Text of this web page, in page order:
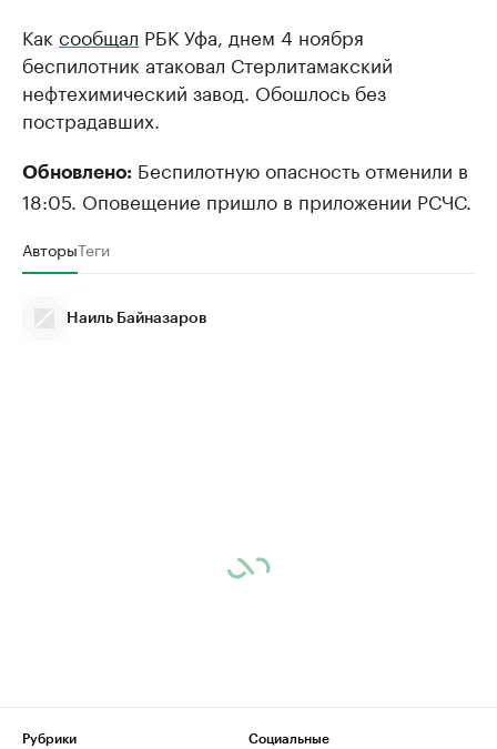
Как сообщал РБК Уфа, днем 4 ноября
беспилотник атаковал Стерлитамакский
нефтехимический завод. Обошлось без
пострадавших.
Обновлено: Беспилотную опасность отменили в
18:05. Оповещение пришло в приложении РСЧС.
АвторыТеги
Наиль Байназаров
Рубрики
Социальные